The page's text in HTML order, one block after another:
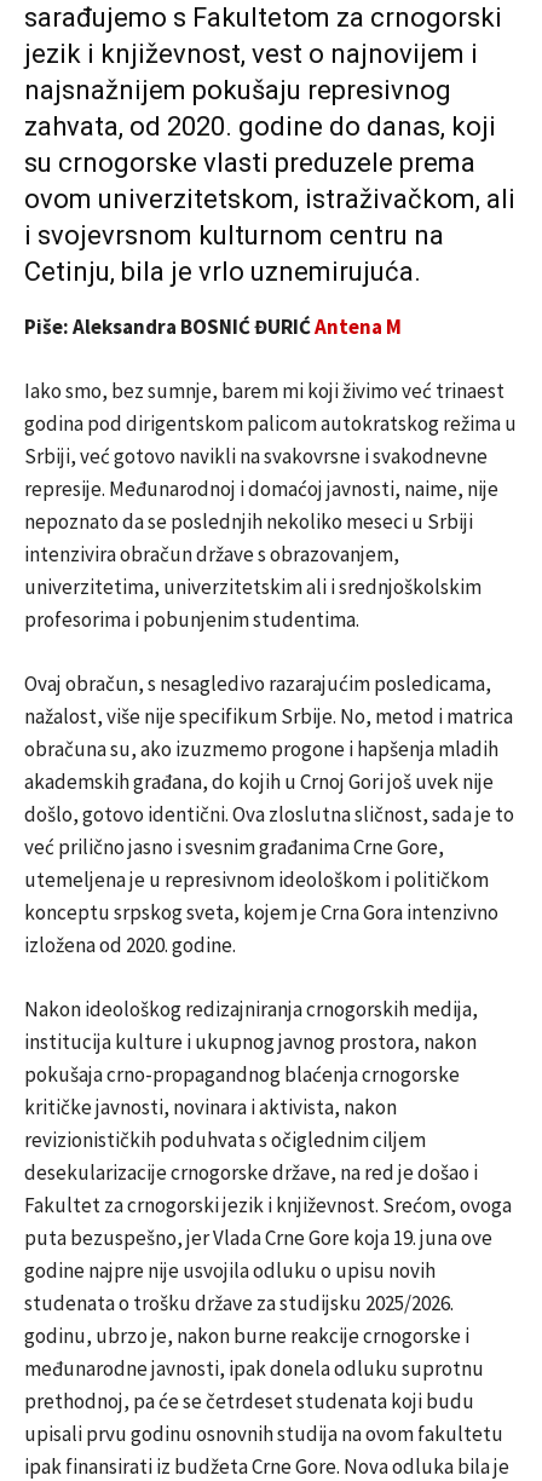
sarađujemo s Fakultetom za crnogorski
jezik i književnost, vest o najnovijem i
najsnažnijem pokušaju represivnog
zahvata, od 2020. godine do danas, koji
su crnogorske vlasti preduzele prema
ovom univerzitetskom, istraživačkom, ali
i svojevrsnom kulturnom centru na
Cetinju, bila je vrlo uznemirujuća.
Piše: Aleksandra BOSNIĆ ĐURIĆAntena M
Iako smo, bez sumnje, barem mi koji živimo već trinaest
godina pod dirigentskom palicom autokratskog režima u
Srbiji, već gotovo navikli na svakovrsne i svakodnevne
represije. Međunarodnoj i domaćoj javnosti, naime, nije
nepoznato da se poslednjih nekoliko meseci u Srbiji
intenzivira obračun države s obrazovanjem,
univerzitetima, univerzitetskim ali i srednjoškolskim
profesorima i pobunjenim studentima.
Ovaj obračun, s nesagledivo razarajućim posledicama,
nažalost, više nije specifikum Srbije. No, metod i matrica
obračuna su, ako izuzmemo progone i hapšenja mladih
akademskih građana, do kojih u Crnoj Gori još uvek nije
došlo, gotovo identični. Ova zloslutna sličnost, sada je to
već prilično jasno i svesnim građanima Crne Gore,
utemeljena je u represivnom ideološkom i političkom
konceptu srpskog sveta, kojem je Crna Gora intenzivno
izložena od 2020. godine.
Nakon ideološkog redizajniranja crnogorskih medija,
institucija kulture i ukupnog javnog prostora, nakon
pokušaja crno-propagandnog blaćenja crnogorske
kritičke javnosti, novinara i aktivista, nakon
revizionističkih poduhvata s očiglednim ciljem
desekularizacije crnogorske države, na red je došao i
Fakultet za crnogorski jezik i književnost. Srećom, ovoga
puta bezuspešno, jer Vlada Crne Gore koja 19. juna ove
godine najpre nije usvojila odluku o upisu novih
studenata o trošku države za studijsku 2025/2026.
godinu, ubrzo je, nakon burne reakcije crnogorske i
međunarodne javnosti, ipak donela odluku suprotnu
prethodnoj, pa će se četrdeset studenata koji budu
upisali prvu godinu osnovnih studija na ovom fakultetu
ipak finansirati iz budžeta Crne Gore. Nova odluka bila je